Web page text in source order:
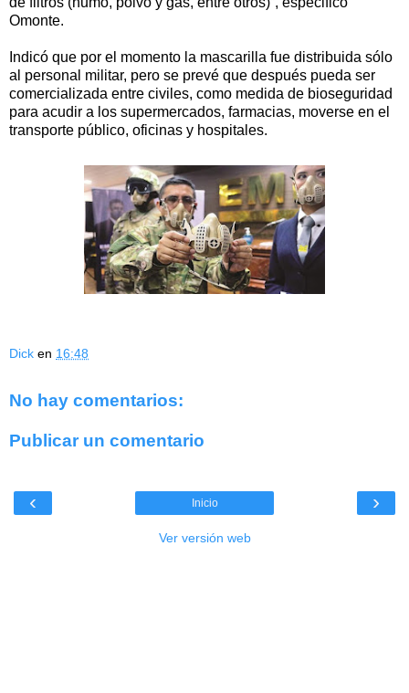
Omonte.
Indicó que por el momento la mascarilla fue distribuida sólo
al personal militar, pero se prevé que después pueda ser
comercializada entre civiles, como medida de bioseguridad
para acudir a los supermercados, farmacias, moverse en el
transporte público, oficinas y hospitales.
Dick en 16:48
No hay comentarios:
Publicar un comentario
‹ ›
Inicio
Ver versión web